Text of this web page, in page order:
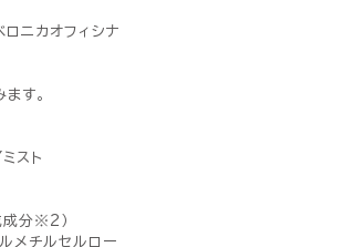
ニカオフィシナ
す。
スト
成分※2）
メチルセルロー